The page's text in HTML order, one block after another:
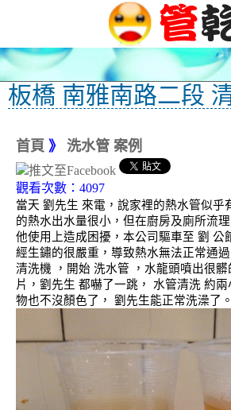
板橋 南雅南路二段
首頁 》 洗水管 案例
觀看次數：4097
當天 劉先生 來電，說家裡的熱水管似乎
的熱水出水量很小，但在廚房及廁所流
他使用上造成困擾，本公司驅車至 劉 公
經生鏽的很嚴重，導致熱水無法正常通
清洗機 ，開始 洗水管 ，水龍頭噴出很
片，劉先生 都嚇了一跳， 水管清洗 約
物也不沒顏色了， 劉先生能正常洗澡了。